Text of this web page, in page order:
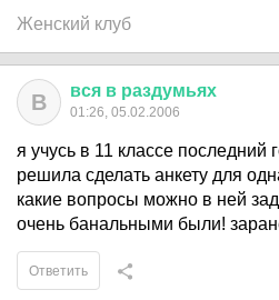
Женский клуб
В вся в раздумьях
01:26, 05.02.2006
я учусь в 11 классе последний
решила сделать анкету для
какие вопросы можно в ней
очень банальными были!
Ответить